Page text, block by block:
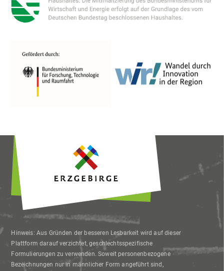
Hinweis: Aus Gründen der besseren Lesbarkeit wird auf dieser
Plattform darauf verzichtet, geschlechtsspezifische
Formulierungen zu verwenden. Soweit personenbezogene
Bezeichnungen nur in männlicher Form angeführt sind,
Interessen der Nutzer anzuzeigen. Ich bin
damit einverstanden und kann meine
Zukunft widerrufen oder ändern.